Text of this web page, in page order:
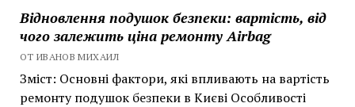
Відновлення подушок безпеки: вартість, від
чого залежить ціна ремонту Airbag
ОТ ИВАНОВ МИХАИЛ
Зміст: Основні фактори, які впливають на вартість
ремонту подушок безпеки в Києві Особливості